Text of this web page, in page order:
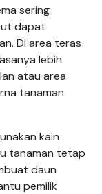
sering
dapat
Di area teras
lebih
atau area
tanaman
kain
tanaman tetap
daun
pemilik